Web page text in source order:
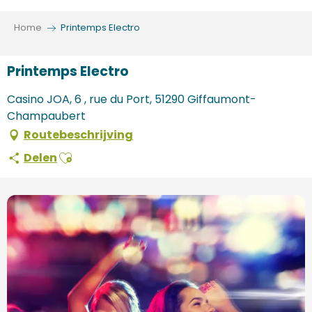
Home Printemps Electro
Printemps Electro
Casino JOA, 6 , rue du Port, 51290 Giffaumont-
Champaubert
Routebeschrijving
DelenAjouter aux favoris